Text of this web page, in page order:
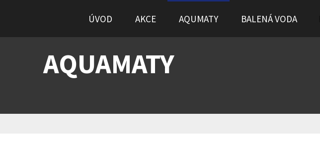
ÚVOD AKCE AQUMATY BALENÁ VODA
AQUAMATY